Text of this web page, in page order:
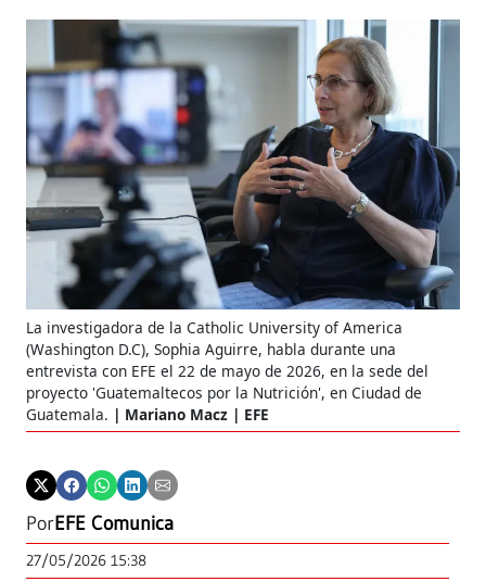
La investigadora de la Catholic University of America
(Washington D.C), Sophia Aguirre, habla durante una
entrevista con EFE el 22 de mayo de 2026, en la sede del
proyecto 'Guatemaltecos por la Nutrición', en Ciudad de
Guatemala.
Mariano Macz | EFE
PorEFE Comunica
27/05/2026 15:38